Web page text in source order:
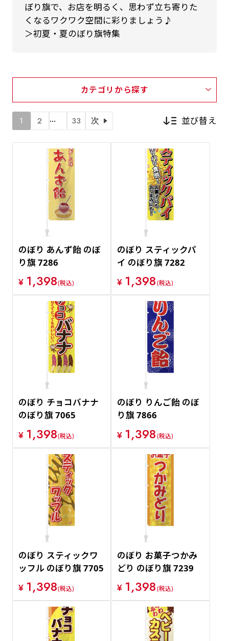
ぼり旗で、お店を明るく、思わず立ち寄りた
くなるワクワク空間に彩りましょう♪
＞初夏・夏のぼり旗特集
カテゴリから探す
1 2 … 33 次 並び替え
新着順
価格が安い順
価格が高い順
のぼり あんず飴 のぼ
り旗 7286
¥ 1,398(税込)
のぼり スティックパ
イ のぼり旗 7282
¥ 1,398(税込)
のぼり チョコバナナ
のぼり旗 7065
¥ 1,398(税込)
のぼり りんご飴 のぼ
り旗 7866
¥ 1,398(税込)
のぼり スティックワ
ッフル のぼり旗 7705
¥ 1,398(税込)
のぼり お菓子つかみ
どり のぼり旗 7239
¥ 1,398(税込)